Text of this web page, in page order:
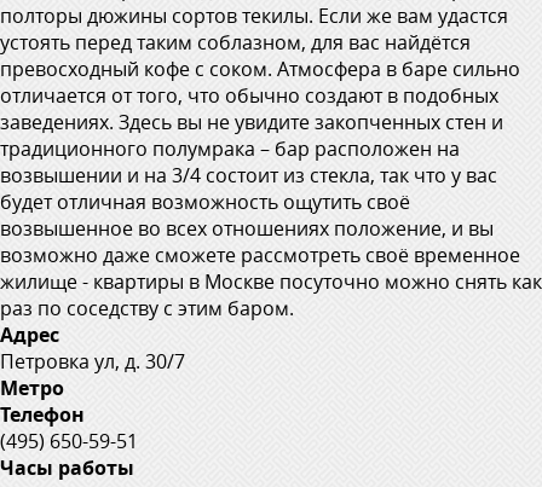
полторы дюжины сортов текилы. Если же вам удастся
устоять перед таким соблазном, для вас найдётся
превосходный кофе с соком. Атмосфера в баре сильно
отличается от того, что обычно создают в подобных
заведениях. Здесь вы не увидите закопченных стен и
традиционного полумрака – бар расположен на
возвышении и на 3/4 состоит из стекла, так что у вас
будет отличная возможность ощутить своё
возвышенное во всех отношениях положение, и вы
возможно даже сможете рассмотреть своё временное
жилище - квартиры в Москве посуточно можно снять как
раз по соседству с этим баром.
Адрес
Петровка ул, д. 30/7
Метро
Телефон
(495) 650-59-51
Часы работы